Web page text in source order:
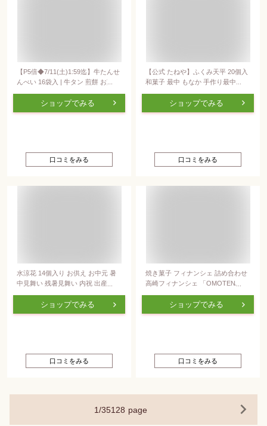
【P5倍◆7/11(土)1:59迄】牛たんせ
んべい 16袋入 | 牛タン 煎餅 お菓子
肉 誕生日プレゼント 贈り物 贈答用
お取り寄せグルメ お土産 食品 食べ
ショップでみる
口コミをみる
【公式 たねや】ふくみ天平 20個入
和菓子 最中 もなか 手作り最中 お
父の日 敬老の日 お菓子 和菓子
ショップでみる
口コミをみる
水涼花 14個入り お供え お中元 暑
中見舞い 残暑見舞い 内祝 出産内祝
菓子 ギフト スイーツ 手土産 常温
日持ち ゼリー詰め合わせ フルーツ
ショップでみる
口コミをみる
焼き菓子 フィナンシェ 詰め合わせ
高崎フィナンシェ 「OMOTENASHI
い 贈答 手土産 メッセージカード
詰め合わせ 誕生日 御祝 スイーツ
ショップでみる
口コミをみる
1/35128 page